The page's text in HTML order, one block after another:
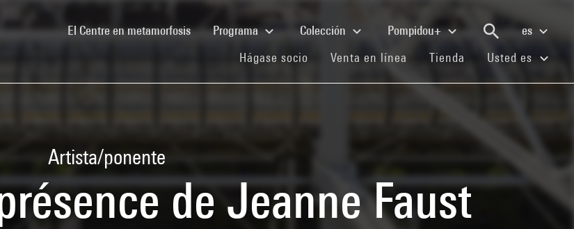
El Centre en metamorfosis(current)Programa Colección Pompidou+
es
Hágase socio (current)
Venta en línea (current)
Tienda (current)
Usted es
Artista/ponente
de Jeanne Faust